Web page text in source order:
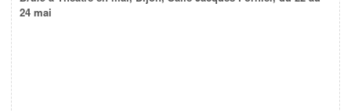
24 mai